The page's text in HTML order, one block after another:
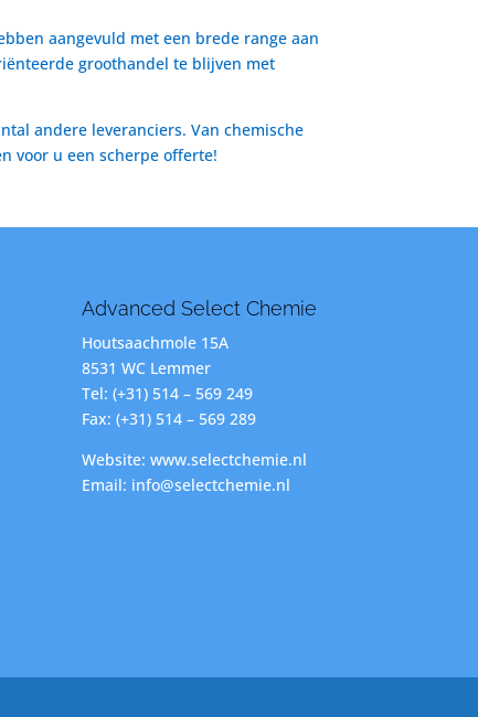
aangevuld met een brede range aan
groothandel te blijven met
andere leveranciers. Van chemische
voor u een scherpe offerte!
Advanced Select Chemie
Houtsaachmole 15A
8531 WC Lemmer
Tel: (+31) 514 – 569 249
Fax: (+31) 514 – 569 289
Website: www.selectchemie.nl
Email: info@selectchemie.nl